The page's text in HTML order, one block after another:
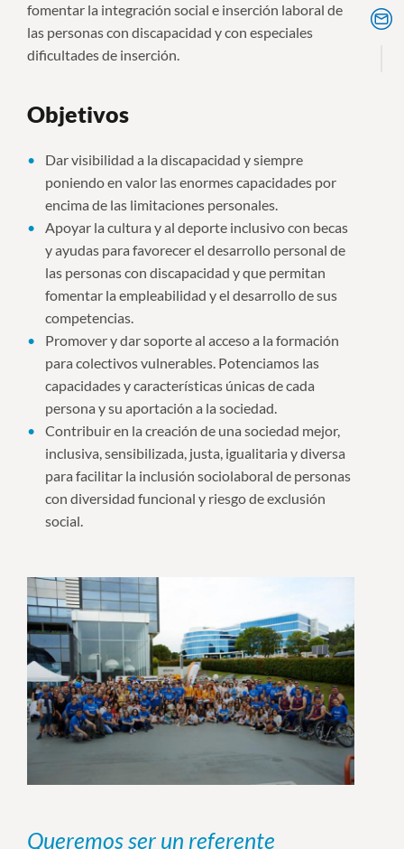
fomentar la integración social e inserción laboral de
las personas con discapacidad y con especiales
dificultades de inserción.
Objetivos
Dar visibilidad a la discapacidad y siempre
poniendo en valor las enormes capacidades por
encima de las limitaciones personales.
Apoyar la cultura y al deporte inclusivo con becas
y ayudas para favorecer el desarrollo personal de
las personas con discapacidad y que permitan
fomentar la empleabilidad y el desarrollo de sus
competencias.
Promover y dar soporte al acceso a la formación
para colectivos vulnerables. Potenciamos las
capacidades y características únicas de cada
persona y su aportación a la sociedad.
Contribuir en la creación de una sociedad mejor,
inclusiva, sensibilizada, justa, igualitaria y diversa
para facilitar la inclusión sociolaboral de personas
con diversidad funcional y riesgo de exclusión
social.
Queremos ser un referente